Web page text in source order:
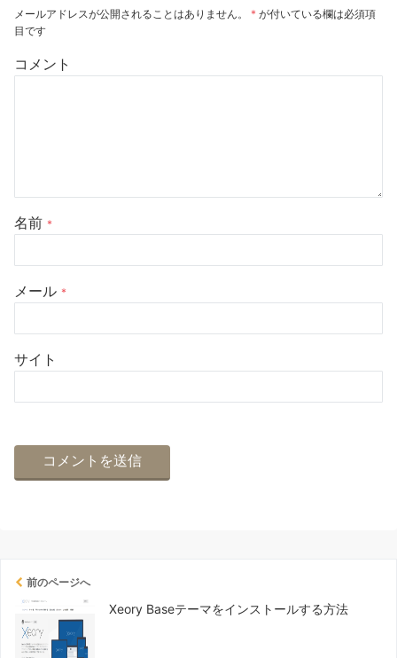
メールアドレスが公開されることはありません。 * が付いている欄は必須項
目です
コメント
名前 *
メール *
サイト
前のページへ
Xeory Baseテーマをインストールする方法